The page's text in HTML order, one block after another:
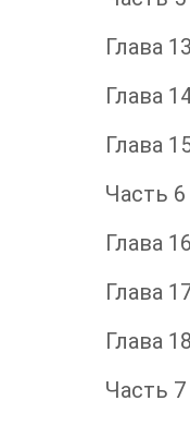
Глава 13
Глава
Глава
Часть 6
Глава 16
Глава
Глава 18
Часть 7